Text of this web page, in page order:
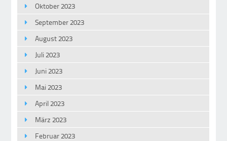
Oktober 2023
September 2023
August 2023
Juli 2023
Juni 2023
Mai 2023
April 2023
März 2023
Februar 2023